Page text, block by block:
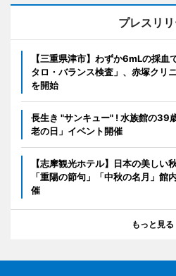
プレスリ
【三重県津市】わずか6mLの採血
タロ・バランス検査」、赤塚クリ
を開始
長生き "サンキュー" ! 水族館の39
老の日」イベント開催
【志摩観光ホテル】日本の美しい
「重陽の節句」「中秋の名月」館
催
もっと見る